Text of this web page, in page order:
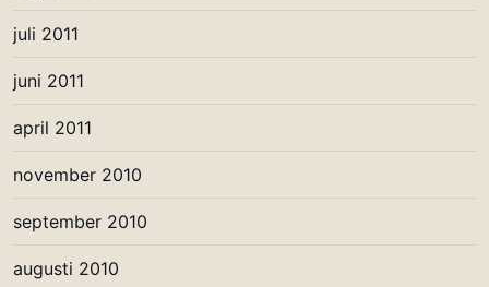
juli 2011
juni 2011
april 2011
november 2010
september 2010
augusti 2010